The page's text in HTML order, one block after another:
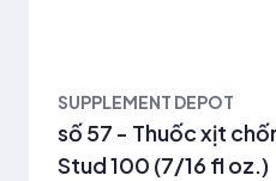
SUPPLEMENT DEPOT
số 57 - Thuốc xịt
Stud 100 (7/16 fl oz.)